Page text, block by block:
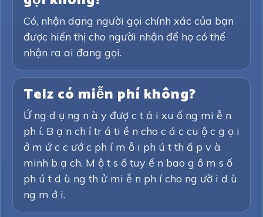
Có, nhận dạng người gọi chính xác của bạn
được hiển thị cho người nhận để họ có thể
nhận ra ai đang gọi.
Telz có miễn phí không?
Ứ ng d ụ ng n à y đượ c t ả i xu ố ng mi ễ n
ph í. B ạ n ch ỉ tr ả ti ề n cho c á c cu ộ c g ọ i
ở m ứ c c ướ c ph í m ỗ i ph ú t th ấ p v à
minh b ạ ch. M ộ t s ố tuy ế n bao g ồ m s ố
ph ú t d ù ng th ử mi ễ n ph í cho ng ườ i d ù
ng m ớ i.